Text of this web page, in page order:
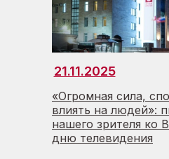
21.11.2025
«Огромная сила,
влиять на людей»:
нашего зрителя ко
дню телевидения